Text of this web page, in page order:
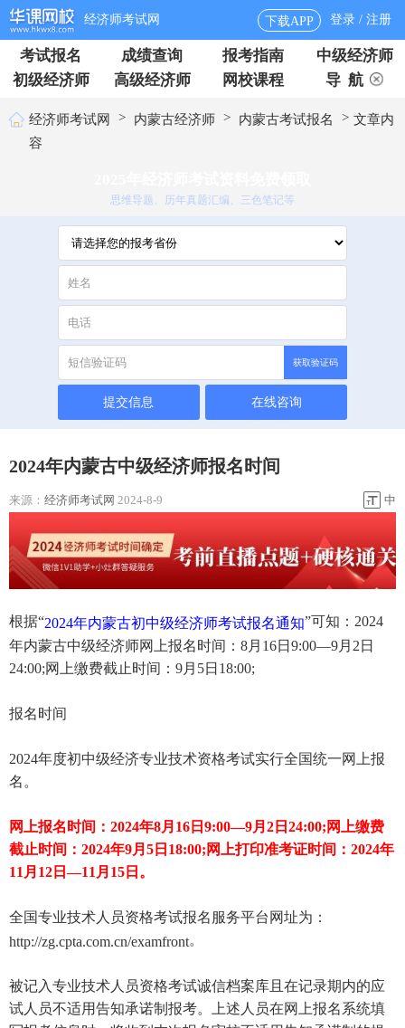
经济师考试网 下载APP 登录 / 注册
考试报名 成绩查询 报考指南
中级经济师
初级经济师
高级经济师 网校课程 导 航
经济师考试网 > 内蒙古经济师 > 内蒙古考试报名 > 文章内
容
思维导题、历年真题汇编、三色笔记等
获取验证码
提交信息 在线咨询
2024年内蒙古中级经济师报名时间
来源： 经济师考试网 2024-8-9 中
根据“2024年内蒙古初中级经济师考试报名通知”可知：2024
年内蒙古中级经济师网上报名时间：8月16日9:00—9月2日
24:00;网上缴费截止时间：9月5日18:00;
报名时间
2024年度初中级经济专业技术资格考试实行全国统一网上报
名。
网上报名时间：2024年8月16日9:00—9月2日24:00;网上缴费
截止时间：2024年9月5日18:00;网上打印准考证时间：2024年
11月12日—11月15日。
全国专业技术人员资格考试报名服务平台网址为：
http://zg.cpta.com.cn/examfront。
被记入专业技术人员资格考试诚信档案库且在记录期内的应
试人员不适用告知承诺制报考。上述人员在网上报名系统填